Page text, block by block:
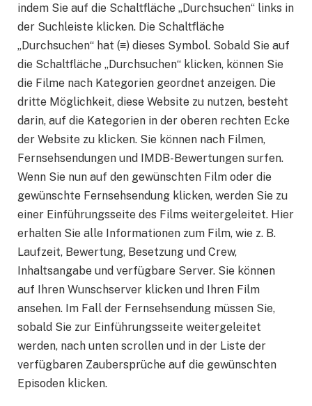
indem Sie auf die Schaltfläche „Durchsuchen“ links in
der Suchleiste klicken. Die Schaltfläche
„Durchsuchen“ hat (≡) dieses Symbol. Sobald Sie auf
die Schaltfläche „Durchsuchen“ klicken, können Sie
die Filme nach Kategorien geordnet anzeigen. Die
dritte Möglichkeit, diese Website zu nutzen, besteht
darin, auf die Kategorien in der oberen rechten Ecke
der Website zu klicken. Sie können nach Filmen,
Fernsehsendungen und IMDB-Bewertungen surfen.
Wenn Sie nun auf den gewünschten Film oder die
gewünschte Fernsehsendung klicken, werden Sie zu
einer Einführungsseite des Films weitergeleitet. Hier
erhalten Sie alle Informationen zum Film, wie z. B.
Laufzeit, Bewertung, Besetzung und Crew,
Inhaltsangabe und verfügbare Server. Sie können
auf Ihren Wunschserver klicken und Ihren Film
ansehen. Im Fall der Fernsehsendung müssen Sie,
sobald Sie zur Einführungsseite weitergeleitet
werden, nach unten scrollen und in der Liste der
verfügbaren Zaubersprüche auf die gewünschten
Episoden klicken.